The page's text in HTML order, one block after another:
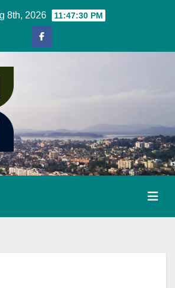
8th, 2026 11:47:31 PM